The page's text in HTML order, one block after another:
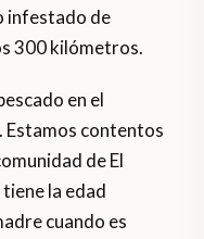
infestado de
300 kilómetros.
en el
Estamos contentos
de El
la edad
cuando es